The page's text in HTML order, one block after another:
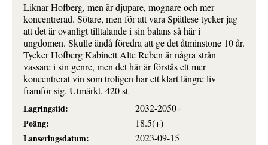
Liknar Hofberg, men är djupare, mognare och mer
koncentrerad. Sötare, men för att vara Spätlese tycker jag
att det är ovanligt tilltalande i sin balans så här i
ungdomen. Skulle ändå föredra att ge det åtminstone 10 år.
Tycker Hofberg Kabinett Alte Reben är några strån
vassare i sin genre, men det här är förstås ett mer
koncentrerat vin som troligen har ett klart längre liv
framför sig. Utmärkt. 420 st
Lagringstid:
2032-2050+
Poäng:
18.5(+)
Lanseringsdatum:
2023-09-15